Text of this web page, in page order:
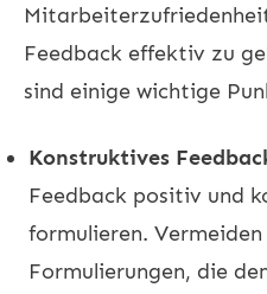
Feedback effektiv zu
sind einige wichtige
Konstruktives
Feedback positiv und
formulieren.
Formulierungen, die